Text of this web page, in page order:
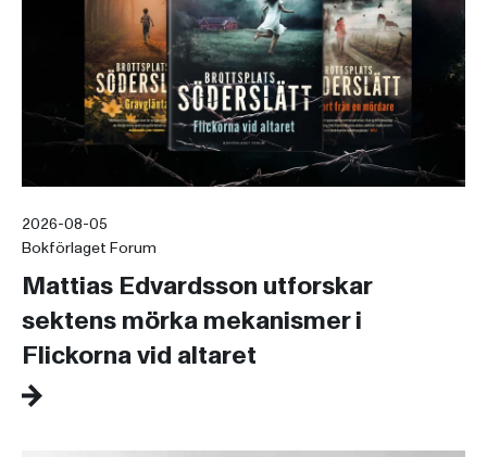
2026-08-05
Bokförlaget Forum
Mattias Edvardsson utforskar
sektens mörka mekanismer i
Flickorna vid altaret